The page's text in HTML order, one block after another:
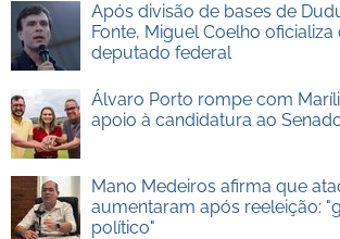
Após divisão de bases de
Fonte, Miguel Coelho
deputado federal
Álvaro Porto rompe com
apoio à candidatura ao
Mano Medeiros afirma que
aumentaram após reeleição:
político"